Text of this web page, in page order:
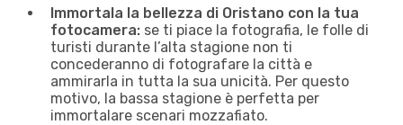
Immortala la bellezza di Oristano con la tua
fotocamera: se ti piace la fotografia, le folle di
turisti durante l’alta stagione non ti
concederanno di fotografare la città e
ammirarla in tutta la sua unicità. Per questo
motivo, la bassa stagione è perfetta per
immortalare scenari mozzafiato.